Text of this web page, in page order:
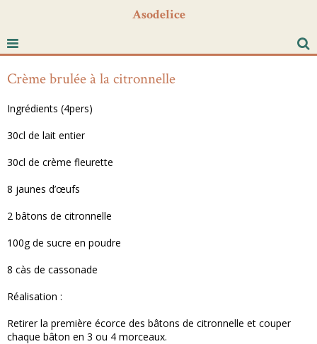
Asodelice
Crème brulée à la citronnelle
Ingrédients (4pers)
30cl de lait entier
30cl de crème fleurette
8 jaunes d’œufs
2 bâtons de citronnelle
100g de sucre en poudre
8 càs de cassonade
Réalisation :
Retirer la première écorce des bâtons de citronnelle et couper
chaque bâton en 3 ou 4 morceaux.